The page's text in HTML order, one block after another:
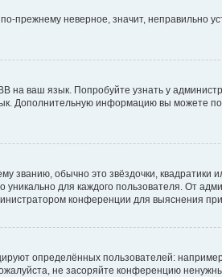
прежнему неверное, значит, неправильно
на ваш язык. Попробуйте узнать у
Дополнительную информацию вы можете
званию, обычно это звёздочки,
для каждого пользователя. От
конференции для выяснения
определённых пользователей:
не засоряйте конференцию